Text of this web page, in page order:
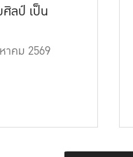
ลป์ เป็น
าคม 2569